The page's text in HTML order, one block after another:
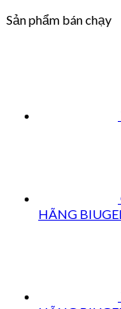
Sản phẩm bán chạy
HÃNG